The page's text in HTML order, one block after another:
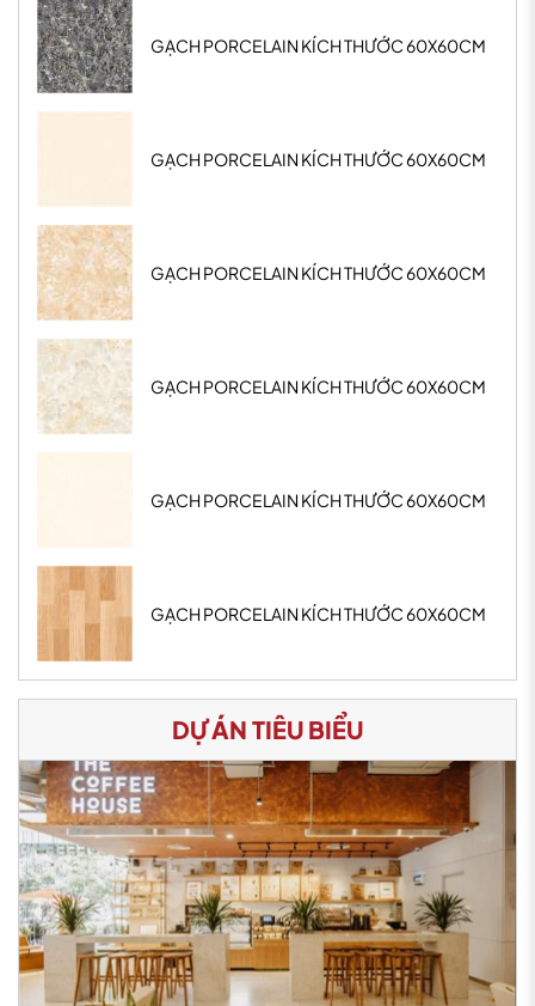
GẠCH PORCELAIN KÍCH THƯỚC 60X60CM
GẠCH PORCELAIN KÍCH THƯỚC 60X60CM
GẠCH PORCELAIN KÍCH THƯỚC 60X60CM
GẠCH PORCELAIN KÍCH THƯỚC 60X60CM
GẠCH PORCELAIN KÍCH THƯỚC 60X60CM
GẠCH PORCELAIN KÍCH THƯỚC 60X60CM
DỰ ÁN TIÊU BIỂU